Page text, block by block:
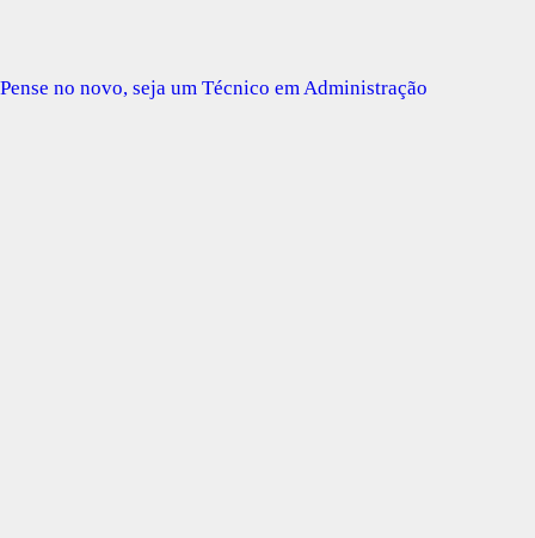
Pense no novo, seja um Técnico em Administração